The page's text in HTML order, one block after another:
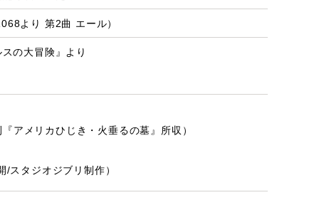
より 第2曲 エール）
の大冒険』より
アメリカひじき・火垂るの墓』所収）
スタジオジブリ制作）